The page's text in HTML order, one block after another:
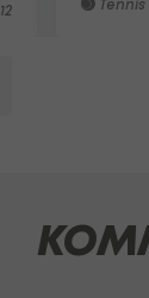
12 Tennis